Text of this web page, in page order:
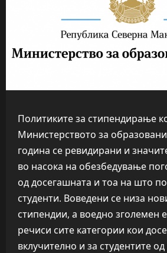
Политиките за стипендирање
Министерството за
година се ревидирани и
во насока на обезбедување
од досегашната и тоа на што
студенти. Воведени се низа
стипендии, а воедно зголемен
речиси сите категории кои
вклучително и за студентите